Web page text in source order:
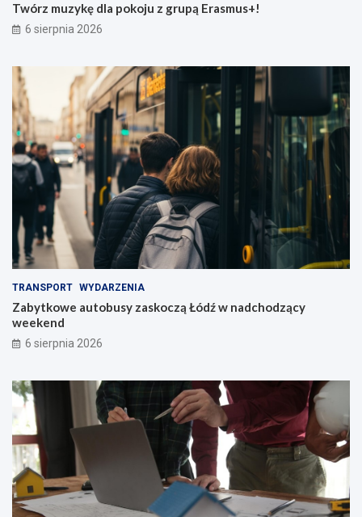
Twórz muzykę dla pokoju z grupą Erasmus+!
6 sierpnia 2026
TRANSPORT WYDARZENIA
Zabytkowe autobusy zaskoczą Łódź w nadchodzący
weekend
6 sierpnia 2026